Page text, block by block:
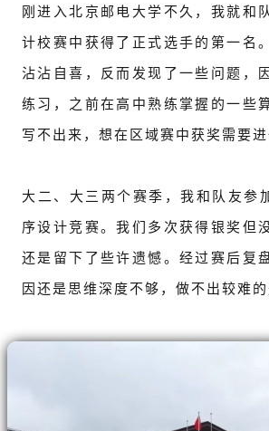
刚进入北京邮电大学不久，我就和
计校赛中获得了正式选手的第一名
沾沾自喜，反而发现了一些问题，
练习，之前在高中熟练掌握的一些
写不出来，想在区域赛中获奖需要进
大二、大三两个赛季，我和队友参
序设计竞赛。我们多次获得银奖但
还是留下了些许遗憾。经过赛后复
因还是思维深度不够，做不出较难的